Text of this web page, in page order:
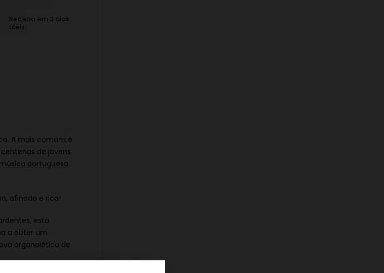
Receba em 3 dias
úteis!
A mais comum é
de jovens
portuguesa
afinado e rico!
esta
a obter um
organolética de